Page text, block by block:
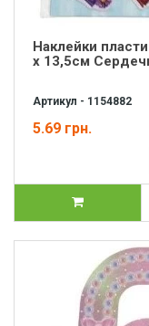
Наклейки
х 13,5см
Артикул - 1154882
5.69 грн.